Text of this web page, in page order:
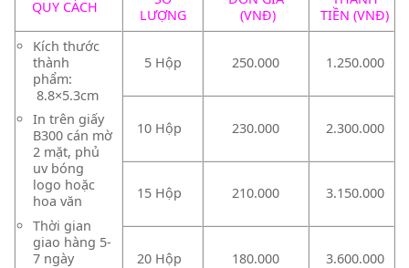
QUY CÁCH
LƯỢNG
(VNĐ)
TIỀN (VNĐ)
Kích thước
thành
phẩm:
8.8×5.3cm
In trên giấy
B300 cán mờ
2 mặt, phủ
uv bóng
logo hoặc
hoa văn
Thời gian
giao hàng 5-
7 ngày
5 Hộp 250.000 1.250.000
10 Hộp 230.000 2.300.000
15 Hộp 210.000 3.150.000
20 Hộp 180.000 3.600.000